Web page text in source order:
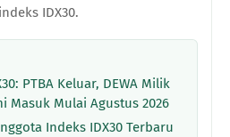
IDX30.
PTBA Keluar, DEWA Milik
Masuk Mulai Agustus 2026
Indeks IDX30 Terbaru